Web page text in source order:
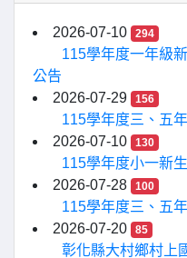
2026-07-10 294
115學年度一年級
公告
2026-07-29
156
115學年度三、五
2026-07-10
130
115學年度小一新
2026-07-28
100
115學年度三、五
2026-07-20
85
彰化縣大村鄉村上